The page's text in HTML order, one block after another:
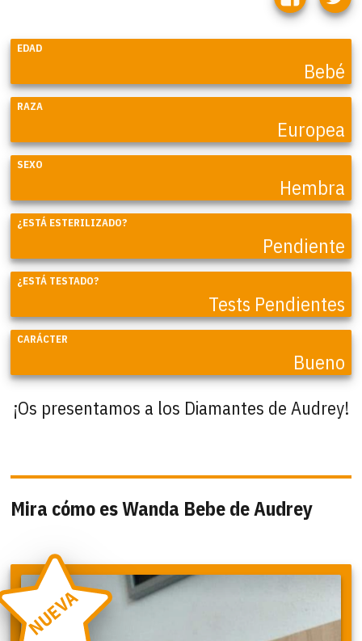
EDAD
Bebé
RAZA
Europea
SEXO
Hembra
¿ESTÁ ESTERILIZADO?
Pendiente
¿ESTÁ TESTADO?
Tests Pendientes
CARÁCTER
Bueno
¡Os presentamos a los Diamantes de Audrey!
Mira cómo es Wanda Bebe de Audrey
NUEVA